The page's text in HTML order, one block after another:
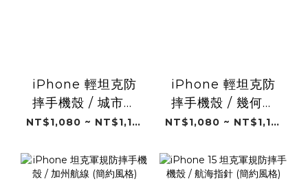
iPhone 輕坦克防
摔手機殼 / 城市定
位 (簡約風格)
NT$1,080 ~ NT$1,180
iPhone 輕坦克防
摔手機殼 / 幾何旅
行 (簡約風格)
NT$1,080 ~ NT$1,180